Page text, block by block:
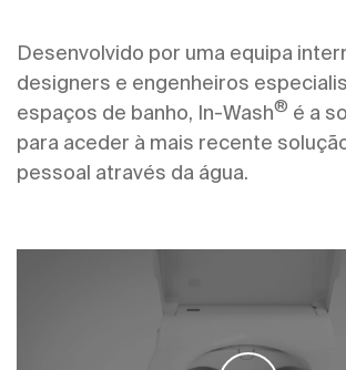
Desenvolvido por uma equipa
designers e engenheiros
espaços de banho, In-Wash® é a
para aceder à mais recente
pessoal através da água.